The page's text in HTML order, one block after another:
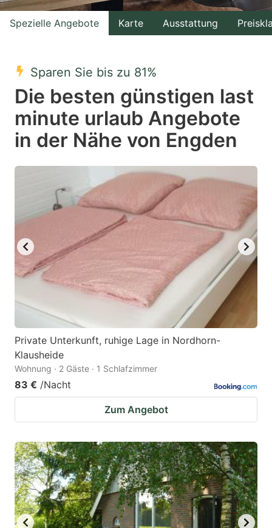
with
the
select
a
date.
Press
mark
key
get
the
keyboard
shortcuts
for
changing
dates.
with
the
a
date.
Press
question
mark
the
keyboard
shortcuts
for
changing
Spezielle Angebote Karte Ausstattung
Sparen Sie bis zu 81%
Die besten günstigen last
minute urlaub Angebote
in der Nähe von Engden
Private Unterkunft, ruhige Lage in Nordhorn-
Klausheide
Wohnung · 2 Gäste · 1 Schlafzimmer
83 € /Nacht
Zum Angebot